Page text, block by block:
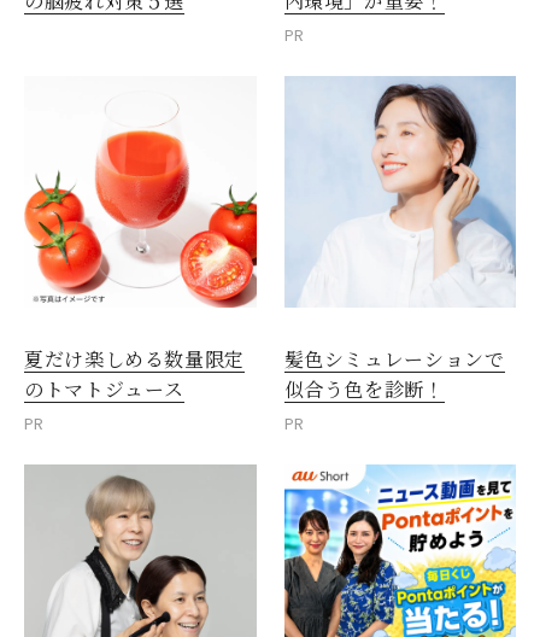
PR
夏だけ楽しめる数量限定
のトマトジュース
PR
髪色シミュレーションで
似合う色を診断！
PR